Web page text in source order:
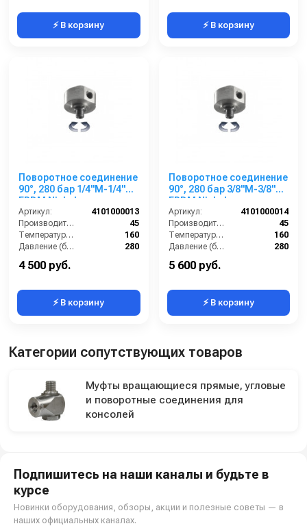
⚡ В корзину ⚡ В корзину
Поворотное соединение
90°, 280 бар 1/4"M-1/4"F
EPDM Nickel
Артикул:
4101000013
Производительность (л/мин):
45
Температура (°C):
160
Давление (бар):
280
4 500 руб.
⚡ В корзину
Поворотное соединение
90°, 280 бар 3/8"M-3/8"F
EPDM Nickel
Артикул:
4101000014
Производительность (л/мин):
45
Температура (°C):
160
Давление (бар):
280
5 600 руб.
⚡ В корзину
Категории сопутствующих товаров
Муфты вращающиеся прямые, угловые
и поворотные соединения для
консолей
Подпишитесь на наши каналы и будьте в
курсе
Новинки оборудования, обзоры, акции и полезные советы — в
наших официальных каналах.